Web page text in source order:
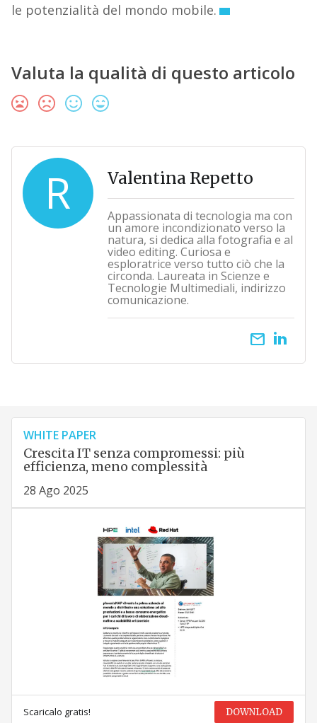
le potenzialità del mondo mobile.
Valuta la qualità di questo articolo
R Valentina Repetto
Appassionata di tecnologia ma con
un amore incondizionato verso la
natura, si dedica alla fotografia e al
video editing. Curiosa e
esploratrice verso tutto ciò che la
circonda. Laureata in Scienze e
Tecnologie Multimediali, indirizzo
comunicazione.
email
WHITE PAPER
Crescita IT senza compromessi: più
efficienza, meno complessità
28 Ago 2025
Scaricalo gratis! DOWNLOAD